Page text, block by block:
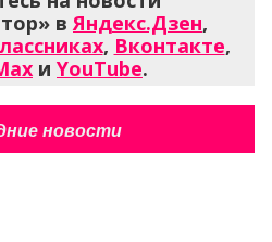
вЯндекс.Дзен,
, Вконтакте,
и YouTube.
новости